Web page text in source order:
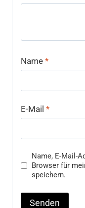
Name *
E-Mail *
Name, E-Mail-
Browser für
speichern.